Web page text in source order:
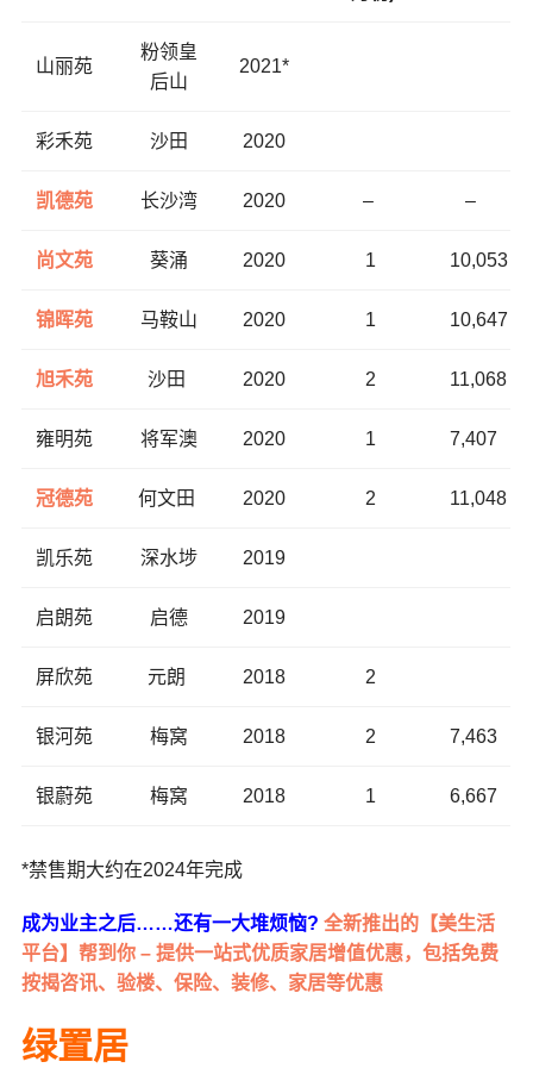
山丽苑
粉领皇
后山
2021*
彩禾苑 沙田 2020
凯德苑 长沙湾 2020 – –
尚文苑 葵涌 2020 1 10,053
锦晖苑 马鞍山 2020 1 10,647
旭禾苑 沙田 2020 2 11,068
雍明苑 将军澳 2020 1 7,407
冠德苑 何文田 2020 2 11,048
凯乐苑 深水埗 2019
启朗苑 启德 2019
屏欣苑 元朗 2018 2
银河苑 梅窝 2018 2 7,463
银蔚苑 梅窝 2018 1 6,667
*禁售期大约在2024年完成
成为业主之后……还有一大堆烦恼? 全新推出的【美生活
平台】帮到你 – 提供一站式优质家居增值优惠，包括免费
按揭咨讯、验楼、保险、装修、家居等优惠
绿置居